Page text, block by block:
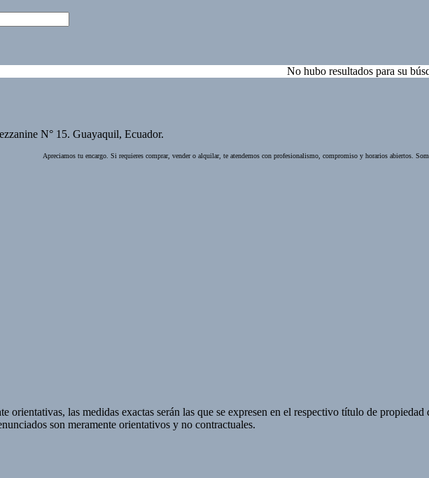
No hubo resultados para su
N° 15. Guayaquil, Ecuador.
Apreciamos tu encargo. Si requieres comprar, vender o alquilar, te atendemos con profesionalismo, compromiso y horarios abiertos.
orientativas, las medidas exactas serán las que se expresen en el respectivo título de
son meramente orientativos y no contractuales.